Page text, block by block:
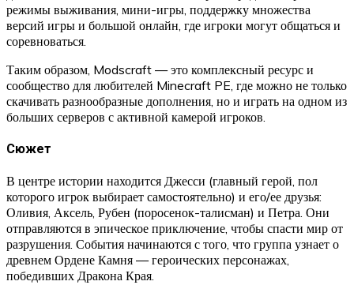
режимы выживания, мини-игры, поддержку множества
версий игры и большой онлайн, где игроки могут общаться и
соревноваться.
Таким образом, Modscraft — это комплексный ресурс и
сообщество для любителей Minecraft PE, где можно не только
скачивать разнообразные дополнения, но и играть на одном из
больших серверов с активной камерой игроков.
Сюжет
В центре истории находится Джесси (главный герой, пол
которого игрок выбирает самостоятельно) и его/ее друзья:
Оливия, Аксель, Рубен (поросенок-талисман) и Петра. Они
отправляются в эпическое приключение, чтобы спасти мир от
разрушения. События начинаются с того, что группа узнает о
древнем Ордене Камня — героических персонажах,
победивших Дракона Края.